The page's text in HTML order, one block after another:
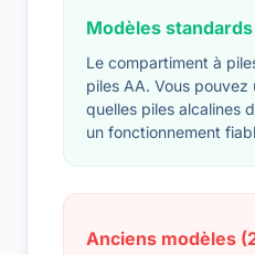
Modèles
Le compartiment à
piles AA. Vous
quelles piles alcalines
un fonctionnement
Anciens modèles